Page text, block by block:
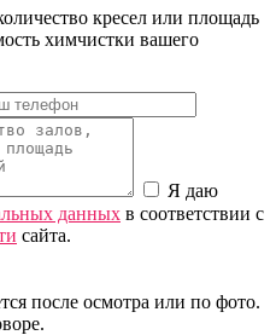
кресел или площадь
химчистки вашего
Я даю
данных в соответствии с
сайта.
после осмотра или по фото.